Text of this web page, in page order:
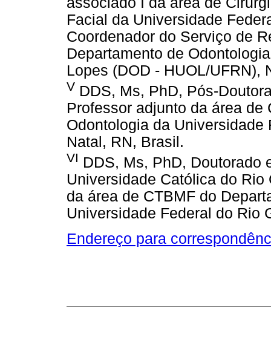
Facial da Universidade
Coordenador do Serviço de
Departamento de
Lopes (DOD - HUOL/UFRN),
V DDS, Ms, PhD, Pós-
Professor adjunto da área de
Odontologia da Universidade
Natal, RN, Brasil.
VI DDS, Ms, PhD, Doutorado
Universidade Católica do
da área de CTBMF do
Universidade Federal do Rio
Endereço para